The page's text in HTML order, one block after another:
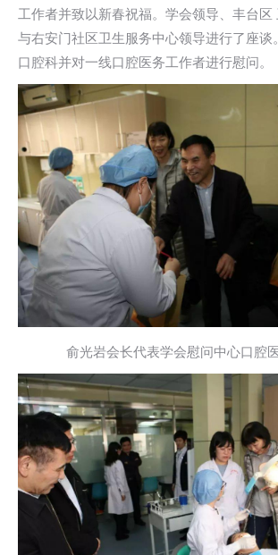
工作者并致以新春祝福。学会领导、丰台区
与右安门社区卫生服务中心领导进行了座谈
口腔科并对一线口腔医务工作者进行慰问。
俞光岩会长代表学会慰问中心口腔